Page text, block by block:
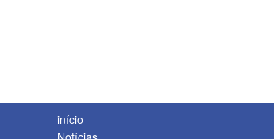
início